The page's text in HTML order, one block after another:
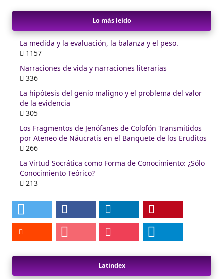
Lo más leído
La medida y la evaluación, la balanza y el peso.
1157
Narraciones de vida y narraciones literarias
336
La hipótesis del genio maligno y el problema del valor
de la evidencia
305
Los Fragmentos de Jenófanes de Colofón Transmitidos
por Ateneo de Náucratis en el Banquete de los Eruditos
266
La Virtud Socrática como Forma de Conocimiento: ¿Sólo
Conocimiento Teórico?
213
Latindex